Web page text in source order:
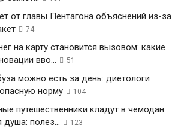
от главы Пентагона объяснений из-за
74
на карту становится вызовом: какие
вво...
51
можно есть за день: диетологи
норму
104
путешественники кладут в чемодан
полез...
123